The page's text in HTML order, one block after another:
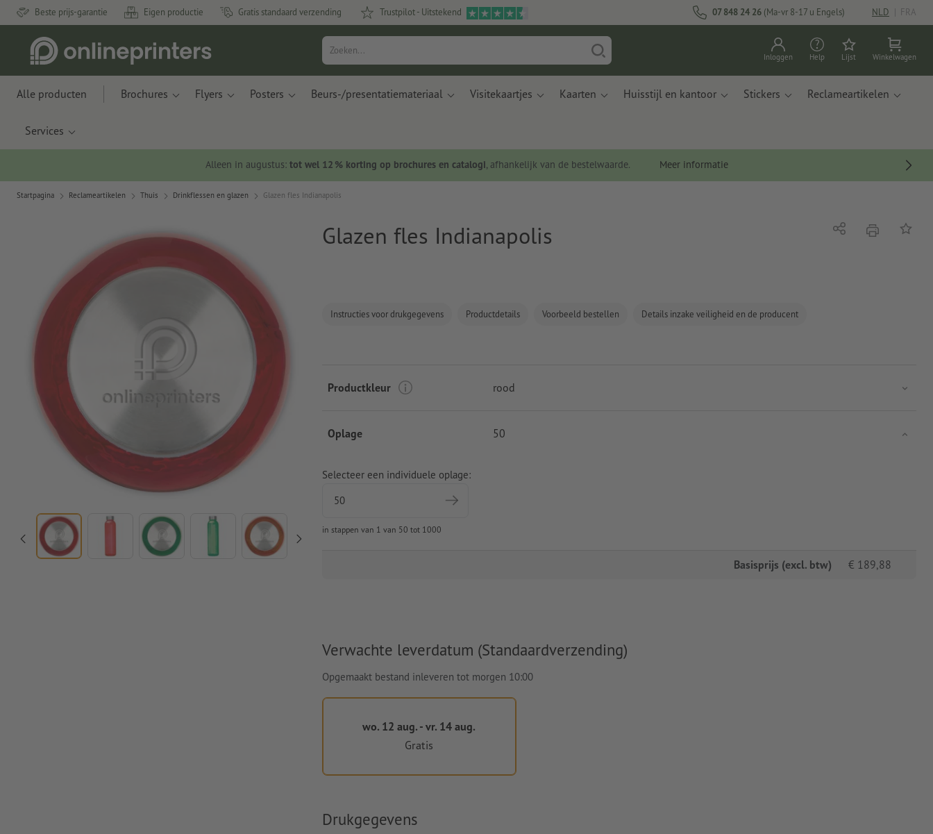
Beste prijs-garantie Eigen productie Gratis standaard verzending Trustpilot - Uitstekend 07 848 24 26 (Ma-vr 8-17 u Engels) NLD | FRA
Inloggen Help Lijst Winkelwagen
Alle producten Brochures Flyers Posters Beurs-/presentatiemateriaal Visitekaartjes Kaarten Huisstijl en kantoor Stickers Reclameartikelen
Services
Alleen in augustus: tot wel 12 % korting op brochures en catalogi, afhankelijk van de bestelwaarde. Meer informatie
Startpagina Reclameartikelen Thuis Drinkflessen en glazen Glazen fles Indianapolis
Glazen fles Indianapolis
Instructies voor drukgegevens Productdetails Voorbeeld bestellen Details inzake veiligheid en de producent
Delen afdrukkenOp de
Productkleur rood
Oplage 50
Selecteer een individuele oplage:
in stappen van 1 van 50 tot 1000
Basisprijs (excl. btw) € 189,88
Verwachte leverdatum (Standaardverzending)
Opgemaakt bestand inleveren tot morgen 10:00
wo. 12 aug. - vr. 14 aug.
Gratis
Drukgegevens